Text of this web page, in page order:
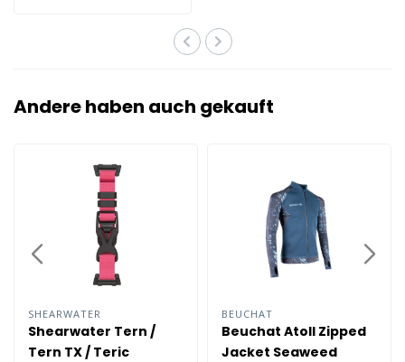
Andere haben auch gekauft
SHEARWATER
Shearwater Tern /
Tern TX / Teric
BEUCHAT
Beuchat Atoll Zipped
Jacket Seaweed